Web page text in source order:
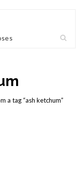
a tag “ash ketchum”